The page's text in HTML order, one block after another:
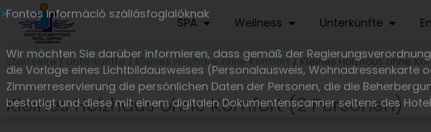
Zum
Inhalt
springen
SPA Wellness Unterkünfte
Startseite/Unterkünfte/Kleines Holzhaus ohne Komfort/ Kleines Holzhaus ohne
Kleines Holzhaus ohne Komfort (2 Personen)
Fontos információ szállásfoglalóknak
Wir möchten Sie darüber informieren, dass gemäß der
die Vorlage eines Lichtbildausweises (Personalausweis,
Zimmerreservierung die persönlichen Daten der Personen, die die
bestätigt und diese mit einem digitalen Dokumentenscanner seitens des